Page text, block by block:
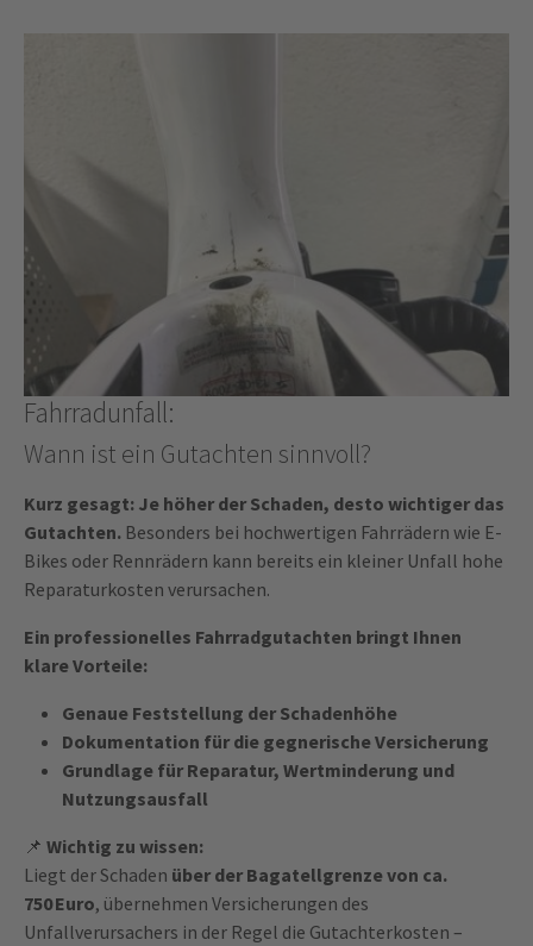
Fahrradunfall:
Wann ist ein Gutachten sinnvoll?
Kurz gesagt: Je höher der Schaden, desto wichtiger das
Gutachten. Besonders bei hochwertigen Fahrrädern wie E-
Bikes oder Rennrädern kann bereits ein kleiner Unfall hohe
Reparaturkosten verursachen.
Ein professionelles Fahrradgutachten bringt Ihnen
klare Vorteile:
Genaue Feststellung der Schadenhöhe
Dokumentation für die gegnerische Versicherung
Grundlage für Reparatur, Wertminderung und
Nutzungsausfall
📌 Wichtig zu wissen:
Liegt der Schaden über der Bagatellgrenze von ca.
750 Euro, übernehmen Versicherungen des
Unfallverursachers in der Regel die Gutachterkosten –